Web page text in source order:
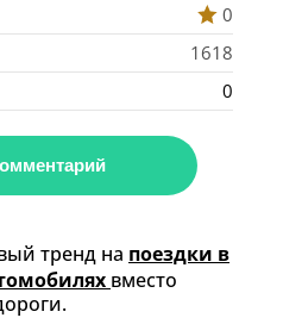
0
1618
0
тренд на поездки в
вместо